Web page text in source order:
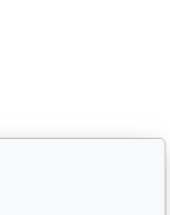
město Plzeň,
tácky,